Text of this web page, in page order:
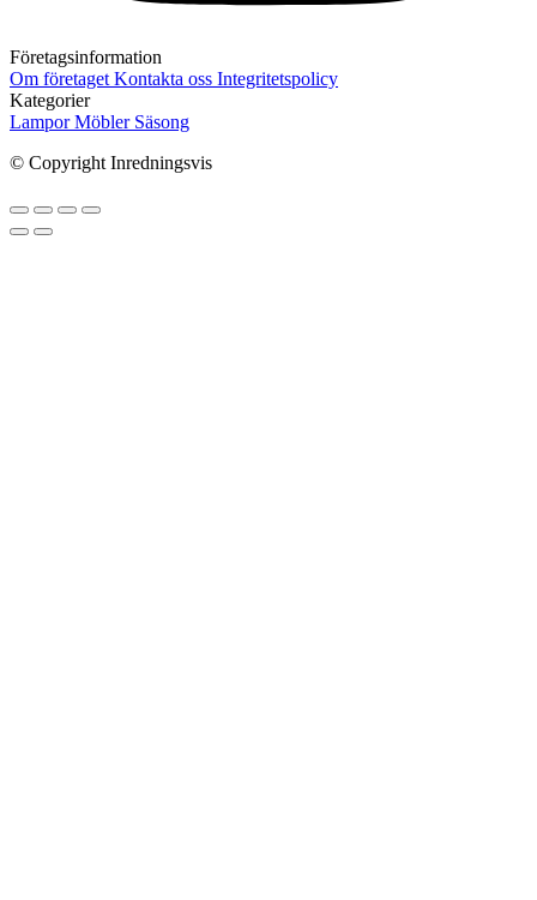
Företagsinformation
Om företaget Kontakta oss Integritetspolicy
Kategorier
LamporMöbler Säsong
© Copyright Inredningsvis